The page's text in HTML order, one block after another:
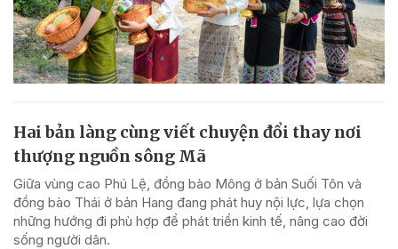
Hai bản làng cùng viết chuyện đổi thay nơi
thượng nguồn sông Mã
Giữa vùng cao Phú Lệ, đồng bào Mông ở bản Suối Tôn và
đồng bào Thái ở bản Hang đang phát huy nội lực, lựa chọn
những hướng đi phù hợp để phát triển kinh tế, nâng cao đời
sống người dân.